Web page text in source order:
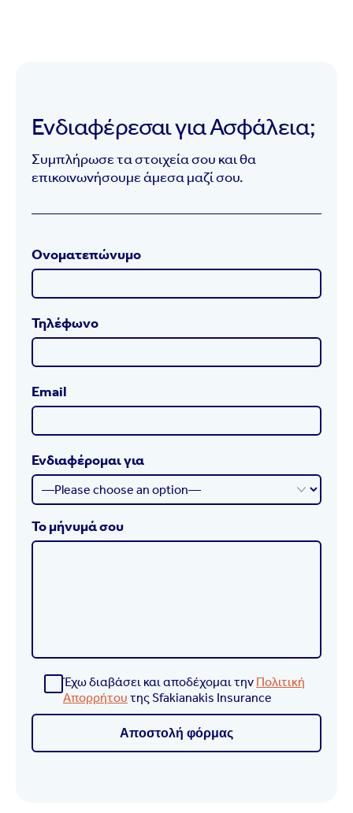
Ενδιαφέρεσαι για Ασφάλεια;
Συμπλήρωσε τα στοιχεία σου και θα
επικοινωνήσουμε άμεσα μαζί σου.
Ονοματεπώνυμο
Τηλέφωνο
Email
Ενδιαφέρομαι για
Το μήνυμά σου
Έχω διαβάσει και αποδέχομαι την Πολιτική
Απορρήτου της Sfakianakis Insurance
Αποστολή φόρμας